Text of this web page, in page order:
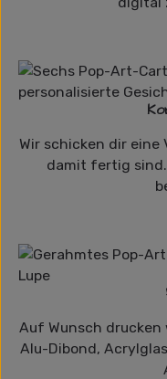
Wir schicken dir eine
damit fertig
Auf Wunsch drucken
Alu-Dibond,